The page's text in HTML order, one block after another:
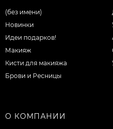
(без имени)
Новинки
Идеи подарков!
Макияж
Кисти для макияжа
Брови и Ресницы
О КОМПАНИИ